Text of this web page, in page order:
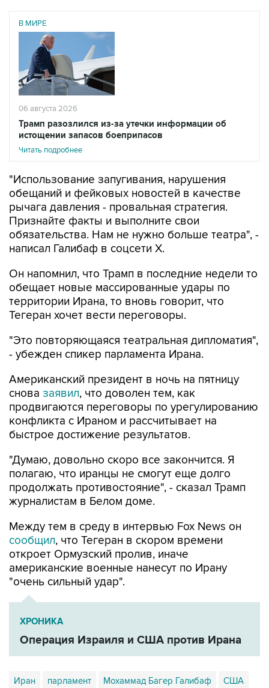
В МИРЕ
06 августа 2026
Трамп разозлился из-за утечки информации об
истощении запасов боеприпасов
Читать подробнее
"Использование запугивания, нарушения
обещаний и фейковых новостей в качестве
рычага давления - провальная стратегия.
Признайте факты и выполните свои
обязательства. Нам не нужно больше театра", -
написал Галибаф в соцсети X.
Он напомнил, что Трамп в последние недели то
обещает новые массированные удары по
территории Ирана, то вновь говорит, что
Тегеран хочет вести переговоры.
"Это повторяющаяся театральная дипломатия",
- убежден спикер парламента Ирана.
Американский президент в ночь на пятницу
снова заявил, что доволен тем, как
продвигаются переговоры по урегулированию
конфликта с Ираном и рассчитывает на
быстрое достижение результатов.
"Думаю, довольно скоро все закончится. Я
полагаю, что иранцы не смогут еще долго
продолжать противостояние", - сказал Трамп
журналистам в Белом доме.
Между тем в среду в интервью Fox News он
сообщил, что Тегеран в скором времени
откроет Ормузский пролив, иначе
американские военные нанесут по Ирану
"очень сильный удар".
ХРОНИКА
Операция Израиля и США против Ирана
Иран парламент Мохаммад Багер Галибаф США